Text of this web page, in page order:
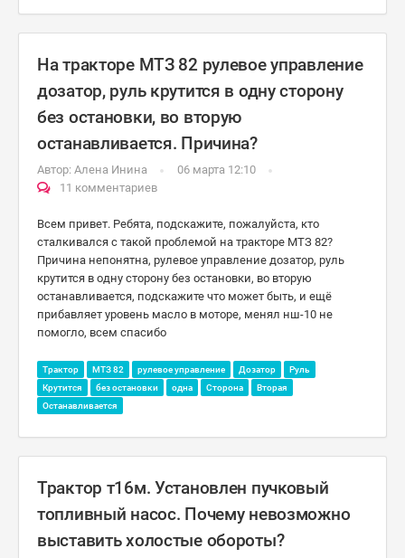
На тракторе МТЗ 82 рулевое управление
дозатор, руль крутится в одну сторону
без остановки, во вторую
останавливается. Причина?
Автор: Алена Инина
06 марта 12:10
11 комментариев
Всем привет. Ребята, подскажите, пожалуйста, кто
сталкивался с такой проблемой на тракторе МТЗ 82?
Причина непонятна, рулевое управление дозатор, руль
крутится в одну сторону без остановки, во вторую
останавливается, подскажите что может быть, и ещё
прибавляет уровень масло в моторе, менял нш-10 не
помогло, всем спасибо
Трактор МТЗ 82 рулевое управление Дозатор
Руль
Крутится
без остановки одна Сторона
Вторая
Останавливается
Трактор т16м. Установлен пучковый
топливный насос. Почему невозможно
выставить холостые обороты?